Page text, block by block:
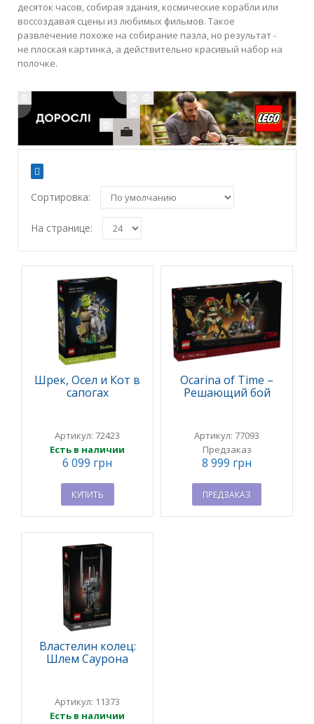
десяток часов, собирая здания, космические корабли или
воссоздавая сцены из любимых фильмов. Такое
развлечение похоже на собирание пазла, но результат -
не плоская картинка, а действительно красивый набор на
полочке.
Сортировка:
На странице:
Шрек, Осел и Кот в
сапогах
Артикул: 72423
Есть в наличии
6 099 грн
КУПИТЬ
Ocarina of Time –
Решающий бой
Артикул: 77093
Предзаказ
8 999 грн
ПРЕДЗАКАЗ
Властелин колец:
Шлем Саурона
Артикул: 11373
Есть в наличии